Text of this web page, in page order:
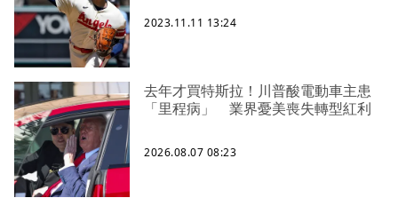
2023.11.11 13:24
去年才買特斯拉！川普酸電動車主患
「里程病」 業界憂美喪失轉型紅利
2026.08.07 08:23